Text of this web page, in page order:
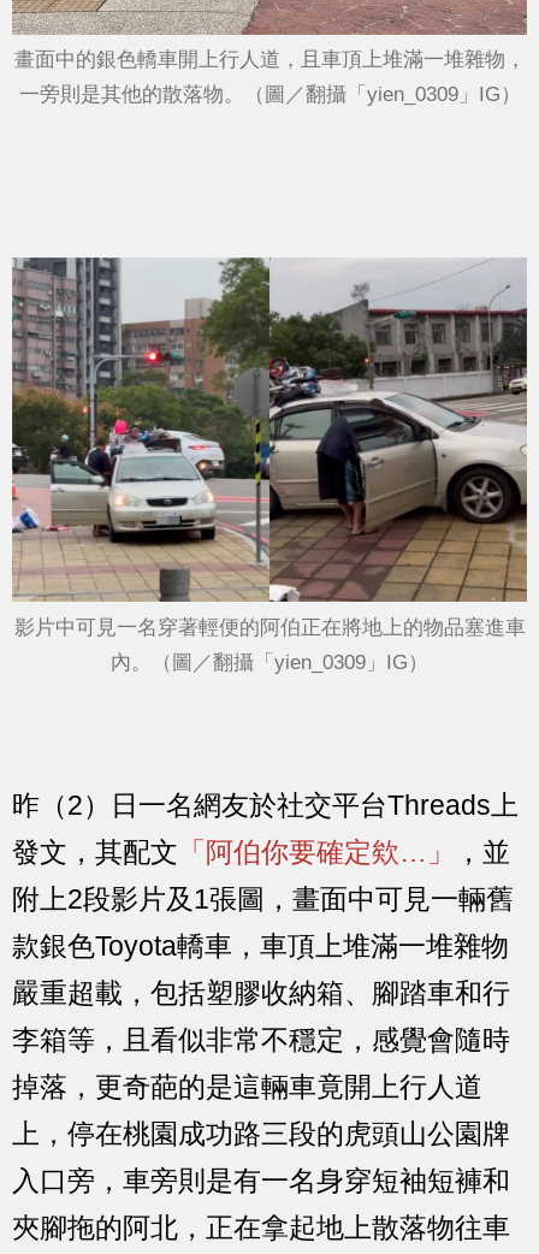
畫面中的銀色轎車開上行人道，且車頂上堆滿一堆雜物，
一旁則是其他的散落物。（圖／翻攝「yien_0309」IG）
影片中可見一名穿著輕便的阿伯正在將地上的物品塞進車
內。（圖／翻攝「yien_0309」IG）
昨（2）日一名網友於社交平台Threads上
發文，其配文 「阿伯你要確定欸…」
，並
附上2段影片及1張圖，畫面中可見一輛舊
款銀色Toyota轎車，車頂上堆滿一堆雜物
嚴重超載，包括塑膠收納箱、腳踏車和行
李箱等，且看似非常不穩定，感覺會隨時
掉落，更奇葩的是這輛車竟開上行人道
上，停在桃園成功路三段的虎頭山公園牌
入口旁，車旁則是有一名身穿短袖短褲和
夾腳拖的阿北，正在拿起地上散落物往車